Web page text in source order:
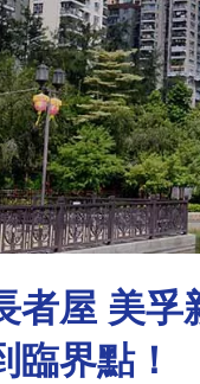
者屋 美孚
臨界點！